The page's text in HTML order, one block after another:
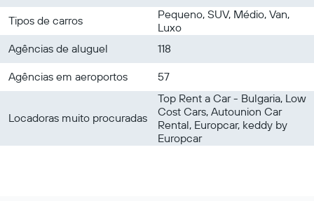
Tipos de carros
Pequeno, SUV, Médio, Van,
Luxo
Agências de aluguel
118
Agências em aeroportos
57
Locadoras muito procuradas
Top Rent a Car - Bulgaria, Low
Cost Cars, Autounion Car
Rental, Europcar, keddy by
Europcar